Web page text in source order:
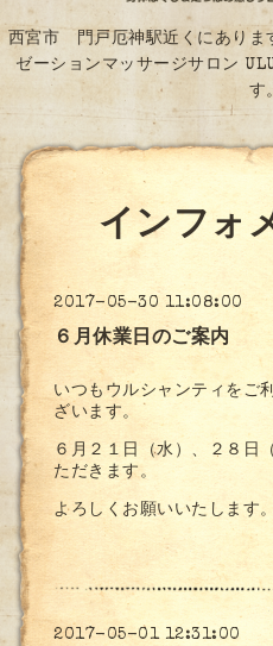
西宮市 門戸厄神駅近くにありま
ゼーションマッサージサロン
す
インフォ
2017-05-30 11:08:00
６月休業日のご案内
いつもウルシャンティをご
ざいます。
６月２１日（水）、２８日
ただきます。
よろしくお願いいたします。
2017-05-01 12:31:00